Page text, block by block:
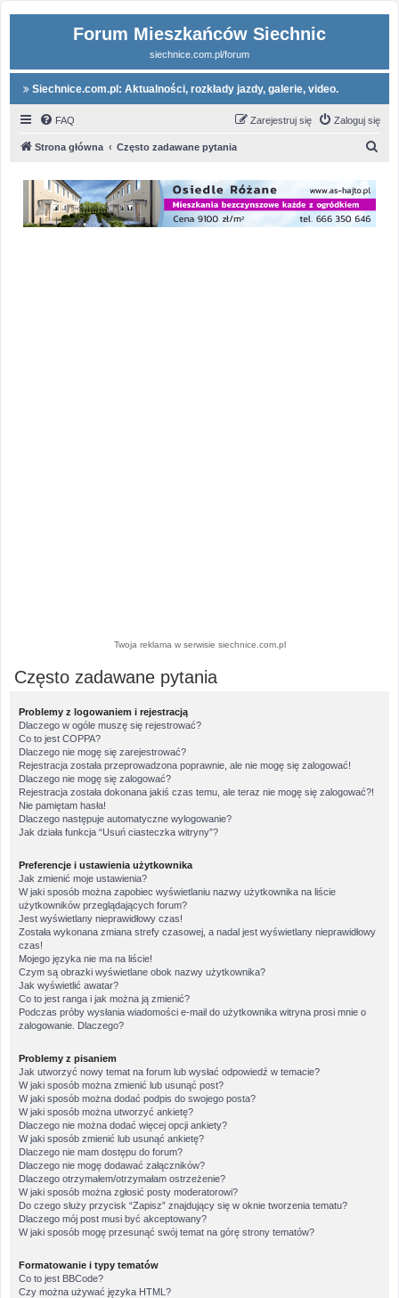
Forum Mieszkańców Siechnic
siechnice.com.pl/forum
Siechnice.com.pl: Aktualności, rozkłady jazdy, galerie, video.
FAQ Zaloguj się
Zarejestruj się
Strona główna Często zadawane pytania
Twoja reklama w serwisie siechnice.com.pl
Często zadawane pytania
Problemy z logowaniem i rejestracją
Dlaczego w ogóle muszę się rejestrować?
Co to jest COPPA?
Dlaczego nie mogę się zarejestrować?
Rejestracja została przeprowadzona poprawnie, ale nie mogę się zalogować!
Dlaczego nie mogę się zalogować?
Rejestracja została dokonana jakiś czas temu, ale teraz nie mogę się zalogować?!
Nie pamiętam hasła!
Dlaczego następuje automatyczne wylogowanie?
Jak działa funkcja “Usuń ciasteczka witryny”?
Preferencje i ustawienia użytkownika
Jak zmienić moje ustawienia?
W jaki sposób można zapobiec wyświetlaniu nazwy użytkownika na liście
użytkowników przeglądających forum?
Jest wyświetlany nieprawidłowy czas!
Została wykonana zmiana strefy czasowej, a nadal jest wyświetlany nieprawidłowy
czas!
Mojego języka nie ma na liście!
Czym są obrazki wyświetlane obok nazwy użytkownika?
Jak wyświetlić awatar?
Co to jest ranga i jak można ją zmienić?
Podczas próby wysłania wiadomości e-mail do użytkownika witryna prosi mnie o
zalogowanie. Dlaczego?
Problemy z pisaniem
Jak utworzyć nowy temat na forum lub wysłać odpowiedź w temacie?
W jaki sposób można zmienić lub usunąć post?
W jaki sposób można dodać podpis do swojego posta?
W jaki sposób można utworzyć ankietę?
Dlaczego nie można dodać więcej opcji ankiety?
W jaki sposób zmienić lub usunąć ankietę?
Dlaczego nie mam dostępu do forum?
Dlaczego nie mogę dodawać załączników?
Dlaczego otrzymałem/otrzymałam ostrzeżenie?
W jaki sposób można zgłosić posty moderatorowi?
Do czego służy przycisk “Zapisz” znajdujący się w oknie tworzenia tematu?
Dlaczego mój post musi być akceptowany?
W jaki sposób mogę przesunąć swój temat na górę strony tematów?
Formatowanie i typy tematów
Co to jest BBCode?
Czy można używać języka HTML?